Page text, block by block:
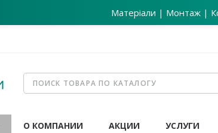
Матеріали | Монтаж |
О КОМПАНИИ АКЦИИ УСЛУГИ